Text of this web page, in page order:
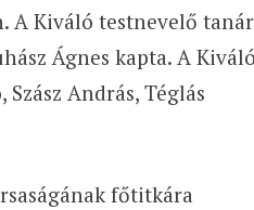
A Kiváló testnevelő tanár
Ágnes kapta. A
András, Téglás
főtitkára